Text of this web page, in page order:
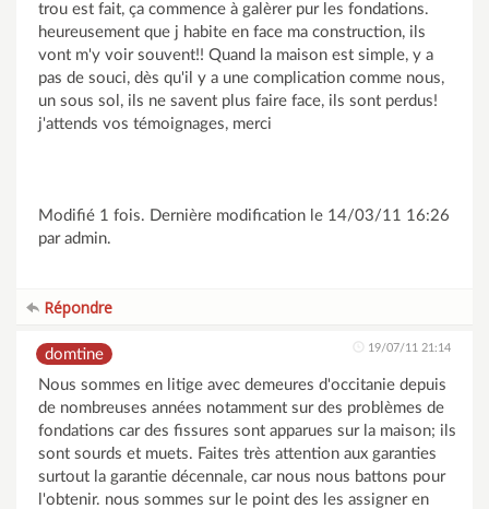
trou est fait, ça commence à galèrer pur les fondations.
heureusement que j habite en face ma construction, ils
vont m'y voir souvent!! Quand la maison est simple, y a
pas de souci, dès qu'il y a une complication comme nous,
un sous sol, ils ne savent plus faire face, ils sont perdus!
j'attends vos témoignages, merci
Modifié 1 fois. Dernière modification le 14/03/11 16:26
par admin.
Répondre
domtine 19/07/11 21:14
Nous sommes en litige avec demeures d'occitanie depuis
de nombreuses années notamment sur des problèmes de
fondations car des fissures sont apparues sur la maison; ils
sont sourds et muets. Faites très attention aux garanties
surtout la garantie décennale, car nous nous battons pour
l'obtenir. nous sommes sur le point des les assigner en